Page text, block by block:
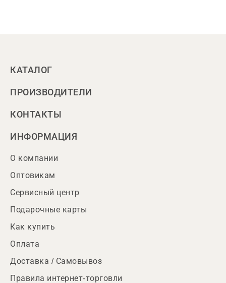
КАТАЛОГ
ПРОИЗВОДИТЕЛИ
КОНТАКТЫ
ИНФОРМАЦИЯ
О компании
Оптовикам
Сервисный центр
Подарочные карты
Как купить
Оплата
Доставка / Самовывоз
Правила интернет-торговли